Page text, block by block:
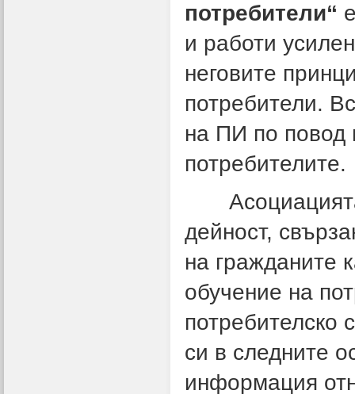
потребители“
и работи
неговите
потребители.
на ПИ по повод
потребителите.
Асоциацията
дейност,
на гражданите
обучение на
потребителско
си в следните
информация